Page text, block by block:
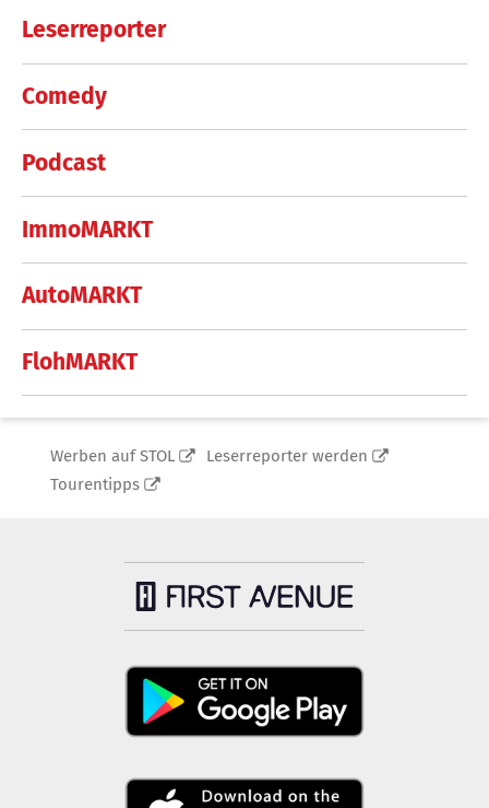
Leserreporter
Comedy
Podcast
ImmoMARKT
AutoMARKT
FlohMARKT
Werben auf STOL
Leserreporter werden
Tourentipps